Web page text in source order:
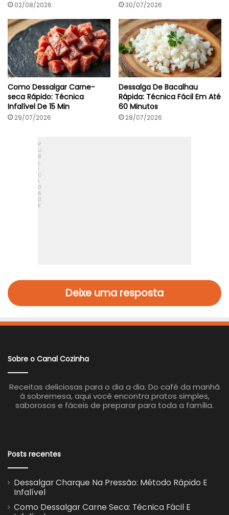
02/08/2026 30/07/2026
Como Dessalgar Carne-
seca Rápido: Técnica
Infalível De 15 Min
29/07/2026
Dessalga De Bacalhau
Rápida: Técnica Fácil Em Até
60 Minutos
28/07/2026
Deixe uma resposta
Sobre o Canal Cozinha
Receitas deliciosas para o dia a dia. Do café da manhã
à sobremesa, aqui você encontra pratos simples,
saborosos e fáceis de preparar para toda a família.
Posts recentes
Dessalgar Charque Na Pressão: Método Rápido E
Infalível
Como Dessalgar Carne Seca: Técnica Fácil E